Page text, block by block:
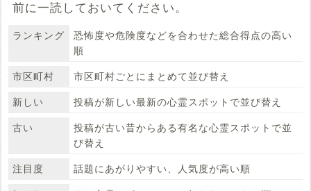
前に一読しておいてください。
ランキング
恐怖度や危険度などを合わせた総合得点の高い
順
市区町村 市区町村ごとにまとめて並び替え
新しい 投稿が新しい最新の心霊スポットで並び替え
古い
投稿が古い昔からある有名な心霊スポットで並
び替え
注目度 話題にあがりやすい、人気度が高い順